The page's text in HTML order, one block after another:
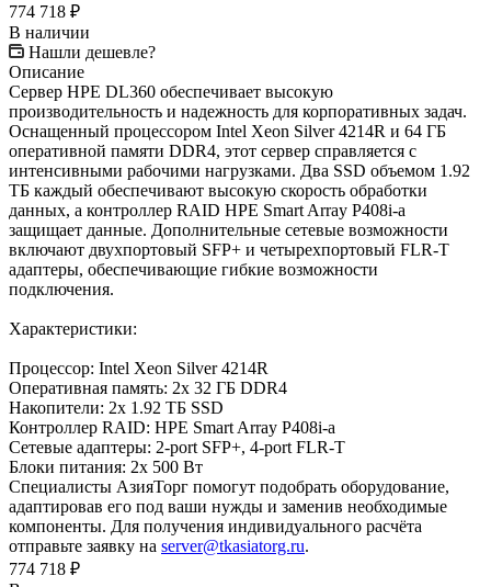
774 718 ₽
В наличии
Нашли дешевле?
Описание
Сервер HPE DL360 обеспечивает высокую
производительность и надежность для корпоративных задач.
Оснащенный процессором Intel Xeon Silver 4214R и 64 ГБ
оперативной памяти DDR4, этот сервер справляется с
интенсивными рабочими нагрузками. Два SSD объемом 1.92
ТБ каждый обеспечивают высокую скорость обработки
данных, а контроллер RAID HPE Smart Array P408i-a
защищает данные. Дополнительные сетевые возможности
включают двухпортовый SFP+ и четырехпортовый FLR-T
адаптеры, обеспечивающие гибкие возможности
подключения.
Характеристики:
Процессор: Intel Xeon Silver 4214R
Оперативная память: 2x 32 ГБ DDR4
Накопители: 2x 1.92 ТБ SSD
Контроллер RAID: HPE Smart Array P408i-a
Сетевые адаптеры: 2-port SFP+, 4-port FLR-T
Блоки питания: 2x 500 Вт
Специалисты АзияТорг помогут подобрать оборудование,
адаптировав его под ваши нужды и заменив необходимые
компоненты. Для получения индивидуального расчёта
отправьте заявку на server@tkasiatorg.ru.
774 718 ₽